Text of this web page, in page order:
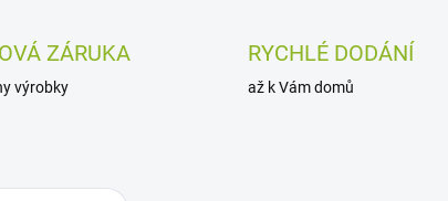
ZÁRUKA
výrobky
RYCHLÉ DODÁNÍ
až k Vám domů